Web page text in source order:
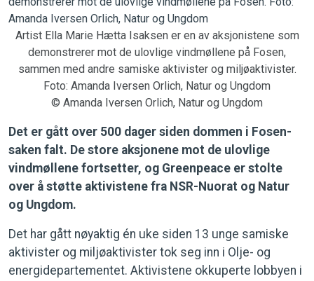
Artist Ella Marie Hætta Isaksen er en av aksjonistene som
demonstrerer mot de ulovlige vindmøllene på Fosen,
sammen med andre samiske aktivister og miljøaktivister.
Foto: Amanda Iversen Orlich, Natur og Ungdom
© Amanda Iversen Orlich, Natur og Ungdom
Det er gått over 500 dager siden dommen i Fosen-
saken falt. De store aksjonene mot de ulovlige
vindmøllene fortsetter, og Greenpeace er stolte
over å støtte aktivistene fra NSR-Nuorat og Natur
og Ungdom.
Det har gått nøyaktig én uke siden 13 unge samiske
aktivister og miljøaktivister tok seg inn i Olje- og
energidepartementet. Aktivistene okkuperte lobbyen i